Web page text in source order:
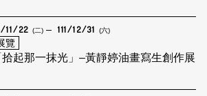
11/22 (二) 111/12/31 (六)
覽
拾起那一抹光」–黃靜婷油畫寫生創作展